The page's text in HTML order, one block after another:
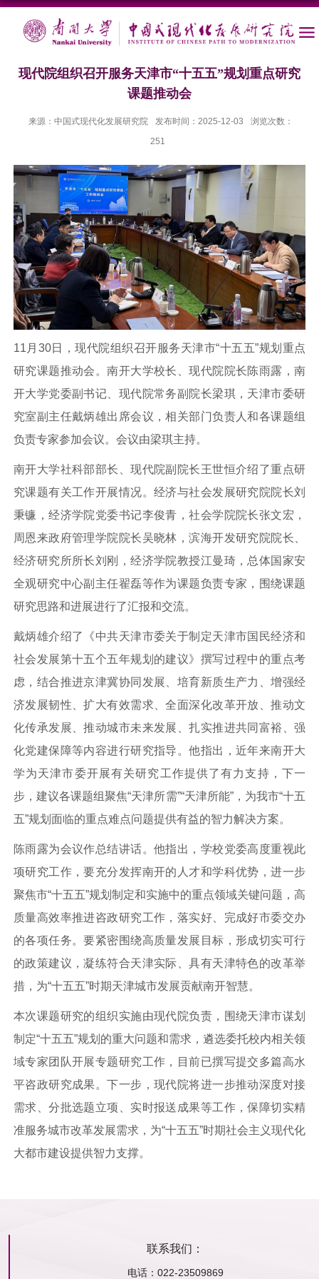
现代院组织召开服务天津市“十五五”规划重点研究
课题推动会
来源：中国式现代化发展研究院 发布时间：2025-12-03
浏览次数：
251
11月30日，现代院组织召开服务天津市“十五五”规划重点
研究课题推动会。南开大学校长、现代院院长陈雨露，南
开大学党委副书记、现代院常务副院长梁琪，天津市委研
究室副主任戴炳雄出席会议，相关部门负责人和各课题组
负责专家参加会议。会议由梁琪主持。
南开大学社科部部长、现代院副院长王世恒介绍了重点研
究课题有关工作开展情况。经济与社会发展研究院院长刘
秉镰，经济学院党委书记李俊青，社会学院院长张文宏，
周恩来政府管理学院院长吴晓林，滨海开发研究院院长、
经济研究所所长刘刚，经济学院教授江曼琦，总体国家安
全观研究中心副主任翟磊等作为课题负责专家，围绕课题
研究思路和进展进行了汇报和交流。
戴炳雄介绍了《中共天津市委关于制定天津市国民经济和
社会发展第十五个五年规划的建议》撰写过程中的重点考
虑，结合推进京津冀协同发展、培育新质生产力、增强经
济发展韧性、扩大有效需求、全面深化改革开放、推动文
化传承发展、推动城市未来发展、扎实推进共同富裕、强
化党建保障等内容进行研究指导。他指出，近年来南开大
学为天津市委开展有关研究工作提供了有力支持，下一
步，建议各课题组聚焦“天津所需”“天津所能”，为我市“十五
五”规划面临的重点难点问题提供有益的智力解决方案。
陈雨露为会议作总结讲话。他指出，学校党委高度重视此
项研究工作，要充分发挥南开的人才和学科优势，进一步
聚焦市“十五五”规划制定和实施中的重点领域关键问题，高
质量高效率推进咨政研究工作，落实好、完成好市委交办
的各项任务。要紧密围绕高质量发展目标，形成切实可行
的政策建议，凝练符合天津实际、具有天津特色的改革举
措，为“十五五”时期天津城市发展贡献南开智慧。
本次课题研究的组织实施由现代院负责，围绕天津市谋划
制定“十五五”规划的重大问题和需求，遴选委托校内相关领
域专家团队开展专题研究工作，目前已撰写提交多篇高水
平咨政研究成果。下一步，现代院将进一步推动深度对接
需求、分批选题立项、实时报送成果等工作，保障切实精
准服务城市改革发展需求，为“十五五”时期社会主义现代化
大都市建设提供智力支撑。
联系我们：
电话：022-23509869